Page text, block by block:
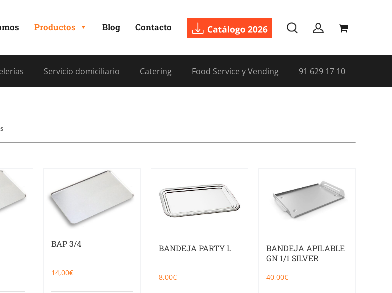
Productos Blog Contacto
Servicio domiciliario Catering Food Service y Vending 91 629 17 10
BAP 3/4
14,00€
BANDEJA PARTY L
8,00€
BANDEJA APILABLE
GN 1/1 SILVER
40,00€